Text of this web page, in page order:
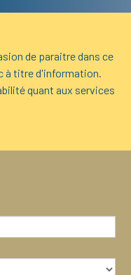
de paraitre dans ce
à titre d'information.
quant aux services